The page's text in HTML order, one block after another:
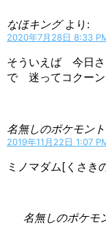
なほキング より:
2020年7月28日 8:33
そういえば 今日
で 迷ってコクー
名無しのポケモン
2019年11月22日 1:07
ミノマダム[くさき
名無しのポケモ